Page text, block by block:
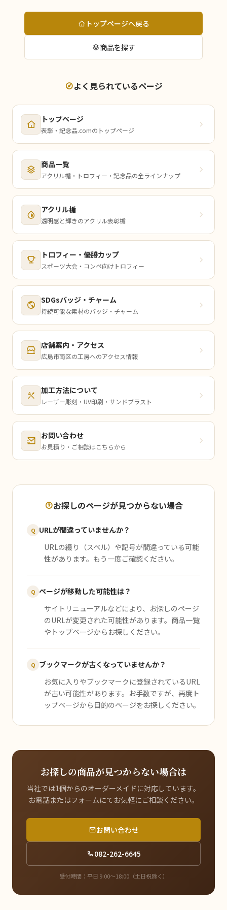
トップページへ戻る
商品を探す
よく見られているページ
トップページ
表彰・記念品.comのトップページ
商品一覧
アクリル楯・トロフィー・記念品の全ラインナップ
アクリル楯
透明感と輝きのアクリル表彰楯
トロフィー・優勝カップ
スポーツ大会・コンペ向けトロフィー
SDGsバッジ・チャーム
持続可能な素材のバッジ・チャーム
店舗案内・アクセス
広島市南区の工房へのアクセス情報
加工方法について
レーザー彫刻・UV印刷・サンドブラスト
お問い合わせ
お見積り・ご相談はこちらから
お探しのページが見つからない場合
Q URLが間違っていませんか？
URLの綴り（スペル）や記号が間違っている可能
性があります。もう一度ご確認ください。
Q ページが移動した可能性は？
サイトリニューアルなどにより、お探しのページ
のURLが変更された可能性があります。商品一覧
やトップページからお探しください。
Q ブックマークが古くなっていませんか？
お気に入りやブックマークに登録されているURL
が古い可能性があります。お手数ですが、再度ト
ップページから目的のページをお探しください。
お探しの商品が見つからない場合は
当社では1個からのオーダーメイドに対応しています。
お電話またはフォームにてお気軽にご相談ください。
お問い合わせ
082-262-6645
受付時間：平日 9:00〜18:00（土日祝除く）